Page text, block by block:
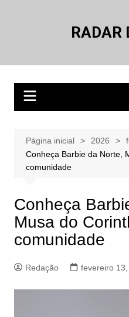
RADAR
Página inicial 2026
Conheça Barbie da Norte,
comunidade
Conheça
Musa do
comunidade
Redação fevereiro